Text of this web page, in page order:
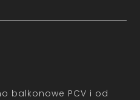
balkonowe PCV i od